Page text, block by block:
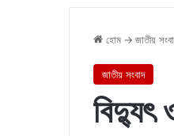
হোম → জাতীয়
জাতীয় সংবাদ
বিদ্যুৎ